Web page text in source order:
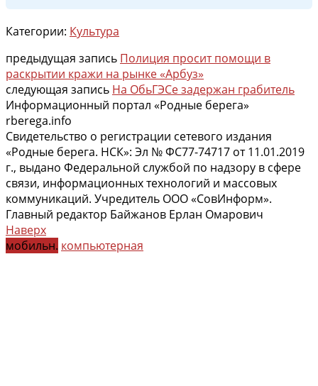
Категории: Культура
предыдущая запись Полиция просит помощи в
раскрытии кражи на рынке «Арбуз»
следующая запись На ОбьГЭСе задержан грабитель
Информационный портал «Родные берега»
rberega.info
Свидетельство о регистрации сетевого издания
«Родные берега. НСК»: Эл № ФС77-74717 от 11.01.2019
г., выдано Федеральной службой по надзору в сфере
связи, информационных технологий и массовых
коммуникаций. Учредитель ООО «СовИнформ».
Главный редактор Байжанов Ерлан Омарович
Наверх
мобильн. компьютерная